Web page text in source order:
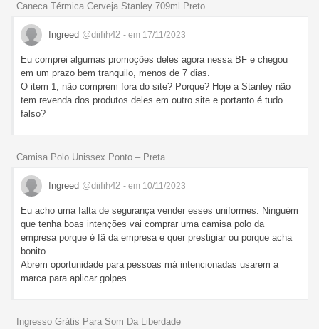
Caneca Térmica Cerveja Stanley 709ml Preto
Ingreed @diifih42 - em 17/11/2023
Eu comprei algumas promoções deles agora nessa BF e chegou
em um prazo bem tranquilo, menos de 7 dias.
O item 1, não comprem fora do site? Porque? Hoje a Stanley não
tem revenda dos produtos deles em outro site e portanto é tudo
falso?
Camisa Polo Unissex Ponto – Preta
Ingreed @diifih42 - em 10/11/2023
Eu acho uma falta de segurança vender esses uniformes. Ninguém
que tenha boas intenções vai comprar uma camisa polo da
empresa porque é fã da empresa e quer prestigiar ou porque acha
bonito.
Abrem oportunidade para pessoas má intencionadas usarem a
marca para aplicar golpes.
Ingresso Grátis Para Som Da Liberdade